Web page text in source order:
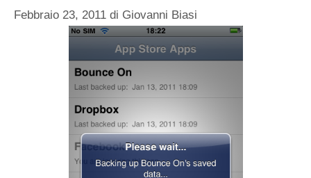
Febbraio 23, 2011 di Giovanni Biasi